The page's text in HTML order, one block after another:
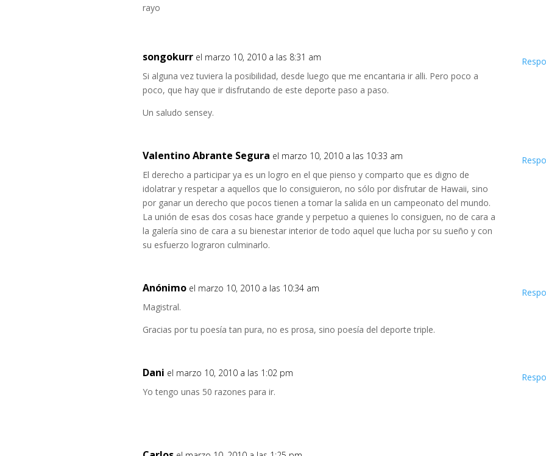
rayo
songokurr el marzo 10, 2010 a las 8:31 am
Si alguna vez tuviera la posibilidad, desde luego que me encantaria ir alli. Pero poco a
poco, que hay que ir disfrutando de este deporte paso a paso.
Un saludo sensey.
Valentino Abrante Segura el marzo 10, 2010 a las 10:33 am
El derecho a participar ya es un logro en el que pienso y comparto que es digno de
idolatrar y respetar a aquellos que lo consiguieron, no sólo por disfrutar de Hawaii, sino
por ganar un derecho que pocos tienen a tomar la salida en un campeonato del mundo.
La unión de esas dos cosas hace grande y perpetuo a quienes lo consiguen, no de cara a
la galería sino de cara a su bienestar interior de todo aquel que lucha por su sueño y con
su esfuerzo lograron culminarlo.
Anónimo el marzo 10, 2010 a las 10:34 am
Magistral.
Gracias por tu poesía tan pura, no es prosa, sino poesía del deporte triple.
Dani el marzo 10, 2010 a las 1:02 pm
Yo tengo unas 50 razones para ir.